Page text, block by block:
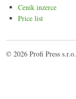
Ceník inzerce
Price list
© 2026 Profi Press s.r.o.